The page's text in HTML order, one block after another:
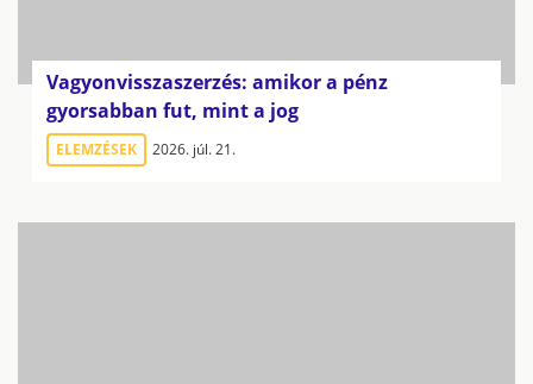
Vagyonvisszaszerzés: amikor a pénz
gyorsabban fut, mint a jog
ELEMZÉSEK 2026. júl. 21.